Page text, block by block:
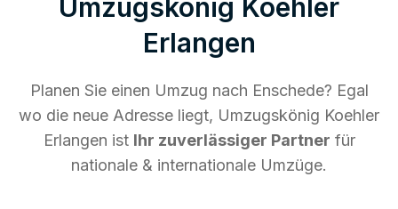
Umzugskönig Koehler
Erlangen
Planen Sie einen Umzug nach Enschede? Egal
wo die neue Adresse liegt, Umzugskönig Koehler
Erlangen ist Ihr zuverlässiger Partner für
nationale & internationale Umzüge.